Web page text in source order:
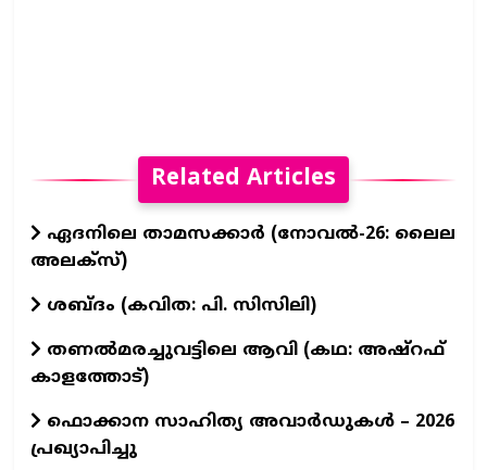
Related Articles
ഏദനിലെ താമസക്കാർ (നോവല്‍-26: ലൈല
അലക്‌സ്)
ശബ്ദം (കവിത: പി. സിസിലി)
തണൽമരച്ചുവട്ടിലെ ആവി (കഥ: അഷ്‌റഫ്
കാളത്തോട്)
ഫൊക്കാന സാഹിത്യ അവാർഡുകൾ – 2026
പ്രഖ്യാപിച്ചു